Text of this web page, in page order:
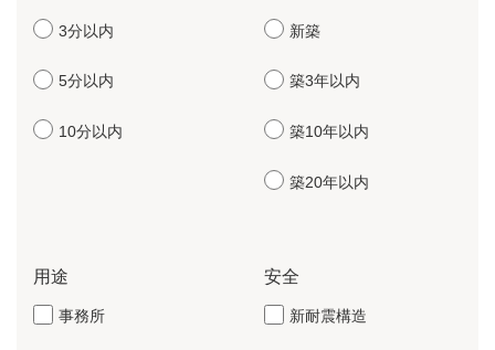
3分以内
5分以内
10分以内
新築
築3年以内
築10年以内
築20年以内
用途
事務所
安全
新耐震構造